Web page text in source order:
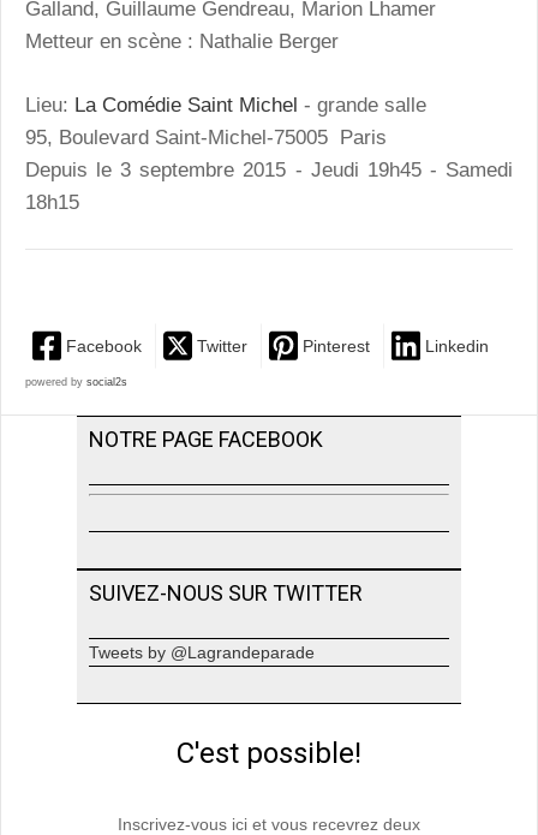
Galland, Guillaume Gendreau, Marion Lhamer
Metteur en scène : Nathalie Berger
Lieu: La Comédie Saint Michel - grande salle
95, Boulevard Saint-Michel-75005 Paris
Depuis le 3 septembre 2015 - Jeudi 19h45 - Samedi
18h15
Facebook Twitter Pinterest Linkedin
powered by social2s
NOTRE PAGE FACEBOOK
SUIVEZ-NOUS SUR TWITTER
Tweets by @Lagrandeparade
C'est possible!
Inscrivez-vous ici et vous recevrez deux